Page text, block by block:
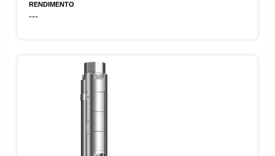
RENDIMENTO
---